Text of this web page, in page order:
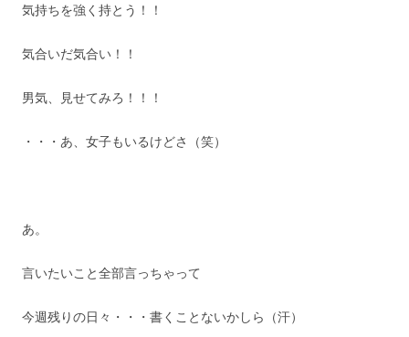
気持ちを強く持とう！！
気合いだ気合い！！
男気、見せてみろ！！！
・・・あ、女子もいるけどさ（笑）
あ。
言いたいこと全部言っちゃって
今週残りの日々・・・書くことないかしら（汗）